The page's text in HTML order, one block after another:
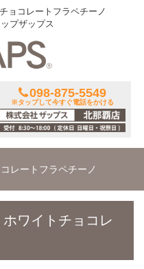
ョコレートフラペチーノ
プザップス
098-875-5549
※タップして今すぐ電話をかける
レートフラペチーノ
ワイトチョコレ